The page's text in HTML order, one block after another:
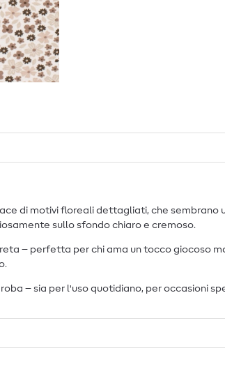
di motivi floreali dettagliati, che
sullo sfondo chiaro e cremoso.
– perfetta per chi ama un tocco giocoso
– sia per l'uso quotidiano, per occasioni